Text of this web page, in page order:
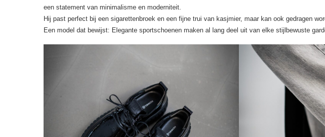
een statement van minimalisme en moderniteit.
Hij past perfect bij een sigarettenbroek en een fijne trui van kasjmier, maar kan ook gedragen
Een model dat bewijst: Elegante sportschoenen maken al lang deel uit van elke stijlbewuste